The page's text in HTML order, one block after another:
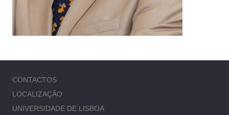
CONTACTOS
LOCALIZAÇÃO
UNIVERSIDADE DE LISBOA